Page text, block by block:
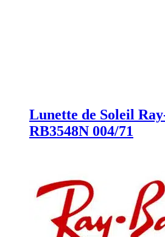
Lunette de Soleil
RB3548N 004/71